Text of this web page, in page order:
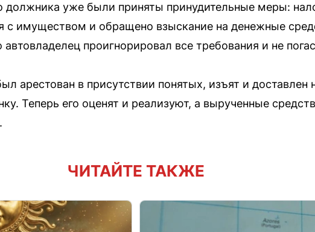
должника уже были приняты принудительные меры:
с имуществом и обращено взыскание на денежные
проигнорировал все требования и не
арестован в присутствии понятых, изъят и доставлен
Теперь его оценят и реализуют, а вырученные
ЧИТАЙТЕ ТАКЖЕ